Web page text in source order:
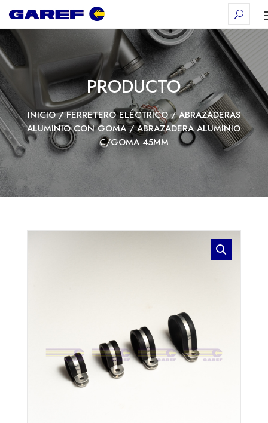
PRODUCTO
INICIO/FERRETERO ELÉCTRICO/ABRAZADERAS
ALUMINIO CON GOMA/ ABRAZADERA ALUMINIO
C/GOMA 45MM